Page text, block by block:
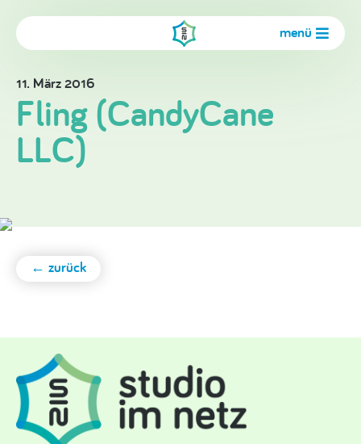
menü
11. März 2016
Fling (CandyCane
LLC)
← zurück